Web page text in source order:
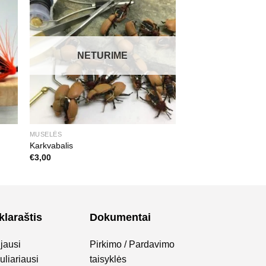
NETURIME
MUSELĖS
Karkvabalis
€3,00
Dokumentai
Pirkimo / Pardavimo
taisyklės